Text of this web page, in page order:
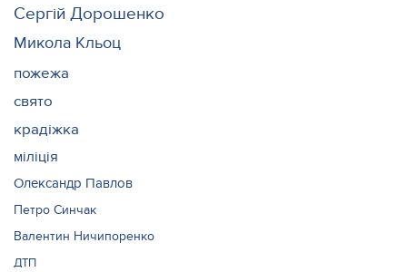
Сергій Дорошенко
Микола Кльоц
пожежа
свято
крадіжка
міліція
Олександр Павлов
Петро Синчак
Валентин Ничипоренко
ДТП